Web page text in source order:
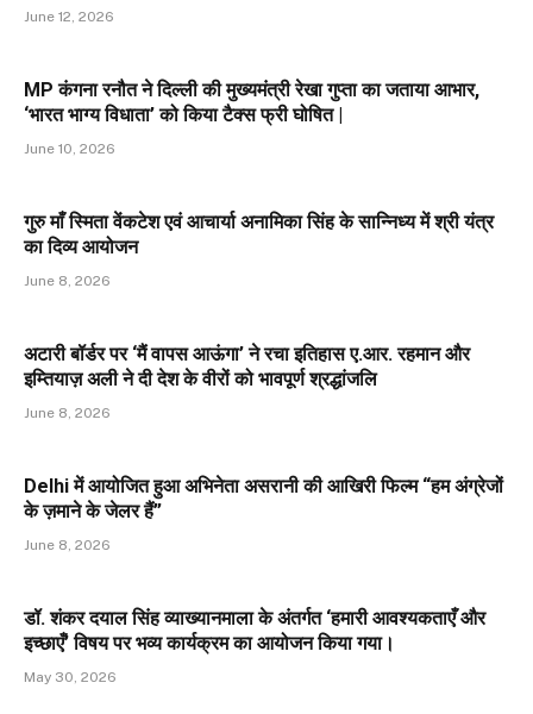
June 12, 2026
MP कंगना रनौत ने दिल्ली की मुख्यमंत्री रेखा गुप्ता का जताया आभार,
‘भारत भाग्य विधाता’ को किया टैक्स फ्री घोषित |
June 10, 2026
गुरु माँ स्मिता वेंकटेश एवं आचार्या अनामिका सिंह के सान्निध्य में श्री यंत्र
का दिव्य आयोजन
June 8, 2026
अटारी बॉर्डर पर ‘मैं वापस आऊंगा’ ने रचा इतिहास ए.आर. रहमान और
इम्तियाज़ अली ने दी देश के वीरों को भावपूर्ण श्रद्धांजलि
June 8, 2026
Delhi में आयोजित हुआ अभिनेता असरानी की आखिरी फिल्म “हम अंग्रेजों
के ज़माने के जेलर हैं”
June 8, 2026
डॉ. शंकर दयाल सिंह व्याख्यानमाला के अंतर्गत ‘हमारी आवश्यकताएँ और
इच्छाएँ’ विषय पर भव्य कार्यक्रम का आयोजन किया गया।
May 30, 2026